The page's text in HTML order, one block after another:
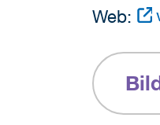
Web: